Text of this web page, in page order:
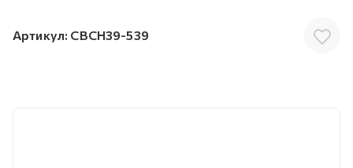
Артикул: CBCH39-539